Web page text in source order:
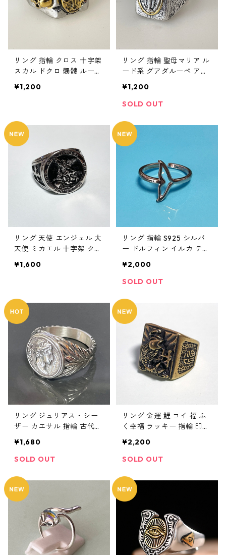
リング 指輪 クロス 十字架
スカル ドクロ 髑髏 ルード
アクセサリー
¥1,200
リング 指輪 聖母マリア ル
ード系 グアダルーペ アン
バー メンズアクセサリー
¥1,200
SOLD OUT
リング 天使 エンジェル 大
天使 ミカエル 十字架 クロ
アクセサリー
¥1,600
リング 指輪 S925 シルバ
ー ドルフィン イルカ テー
アクセサリー 銀製
¥2,000
SOLD OUT
リング ジュリアス・シー
ザー カエサル 指輪 古代ロ
テンレス メンズ アクセサ
リー
¥1,680
SOLD OUT
リング 金運 鯉 コイ 福 ふ
く幸福 ラッキー 指輪 印台
物 メンズ アンティーク ア
クセサリー
¥2,200
SOLD OUT